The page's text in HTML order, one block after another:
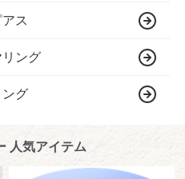
アス
リング
ング
人気アイテム